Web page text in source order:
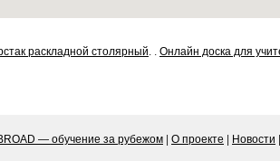
раскладной столярный. . Онлайн доска для
— обучение за рубежом О проекте Новости